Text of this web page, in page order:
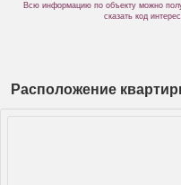
Всю информацию по объекту можно
сказать код
Расположение